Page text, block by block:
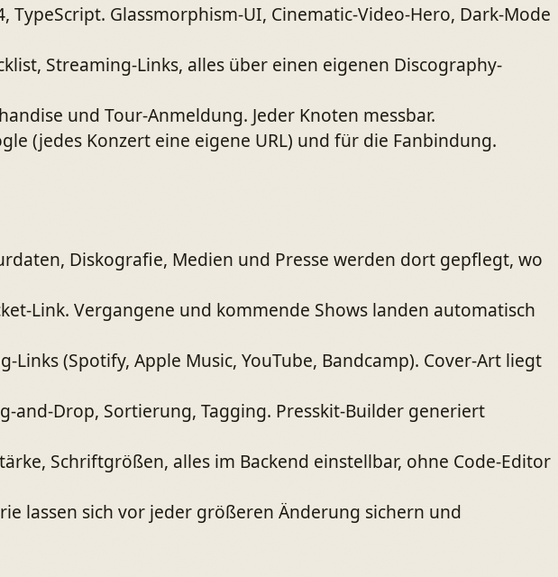
Glassmorphism-UI, Cinematic-Video-Hero, Dark-Mode
Streaming-Links, alles über einen eigenen Discography-
und Tour-Anmeldung. Jeder Knoten messbar.
(jedes Konzert eine eigene URL) und für die Fanbindung.
Diskografie, Medien und Presse werden dort gepflegt, wo
Link. Vergangene und kommende Shows landen automatisch
(Spotify, Apple Music, YouTube, Bandcamp). Cover-Art liegt
and-Drop, Sortierung, Tagging. Presskit-Builder generiert
Schriftgrößen, alles im Backend einstellbar, ohne Code-Editor
lassen sich vor jeder größeren Änderung sichern und